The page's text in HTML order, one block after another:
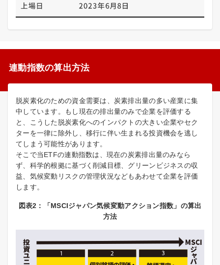
連動指数の算出方法
脱炭素化のための資金需要は、炭素排出量の多い産業に集
中しています。もし現在の排出量のみで企業を評価する
と、こうした脱炭素化へのインパクトの大きい企業やセク
ターを一律に除外し、移行に伴い生まれる投資機会を逃し
てしまう可能性があります。
そこで当ETFの連動指数は、現在の炭素排出量のみなら
ず、科学的根拠に基づく削減目標、グリーンビジネスの収
益、気候変動リスクの管理状況などもあわせて企業を評価
します。
図表2：「MSCIジャパン気候変動アクション指数」の算出
方法